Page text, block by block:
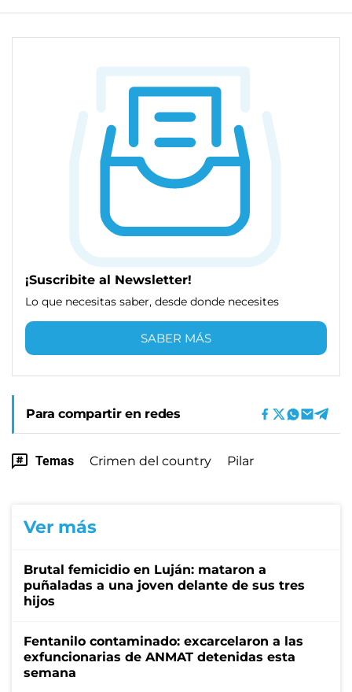
¡Suscribite al Newsletter!
Lo que necesitas saber, desde donde necesites
SABER MÁS
Para compartir en redes
Temas Crimen del country Pilar
Ver más
Brutal femicidio en Luján: mataron a
puñaladas a una joven delante de sus tres
hijos
Fentanilo contaminado: excarcelaron a las
exfuncionarias de ANMAT detenidas esta
semana